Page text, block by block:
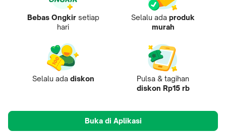
Bebas Ongkir setiap
hari
Selalu ada produk
murah
Selalu ada diskon
Pulsa & tagihan
diskon Rp15 rb
Buka di Aplikasi